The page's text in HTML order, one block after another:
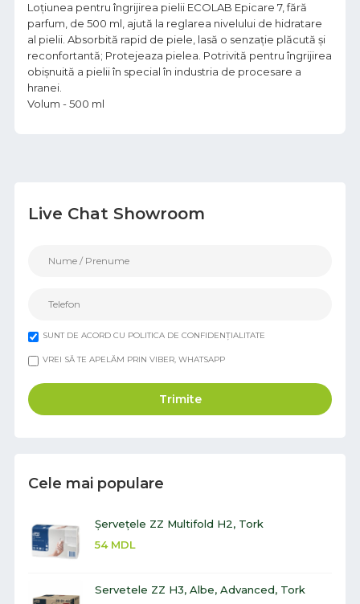
Live Chat Showroom
SUNT DE ACORD CU POLITICA DE CONFIDENȚIALITATE
VREI SĂ TE APELĂM PRIN VIBER, WHATSAPP
Trimite
Cele mai populare
Șervețele ZZ Multifold H2, Tork
54 MDL
Servetele ZZ H3, Albe, Advanced, Tork
Loțiunea pentru îngrijirea pielii ECOLAB Epicare 7, fără
parfum, de 500 ml, ajută la reglarea nivelului de hidratare
al pielii. Absorbită rapid de piele, lasă o senzație plăcută și
reconfortantă; Protejeaza pielea. Potrivită pentru îngrijirea
obișnuită a pielii în special în industria de procesare a
hranei.
Volum - 500 ml